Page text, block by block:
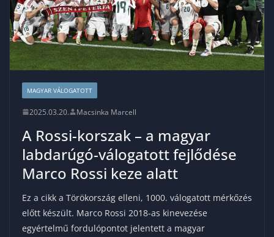
MAGYAR VÁLOGATOTT
2025.03.20. Macsinka Marcell
A Rossi-korszak – a magyar
labdarúgó-válogatott fejlődése
Marco Rossi keze alatt
Ez a cikk a Törökország elleni, 1000. válogatott mérkőzés
előtt készült. Marco Rossi 2018-as kinevezése
egyértelmű fordulópontot jelentett a magyar